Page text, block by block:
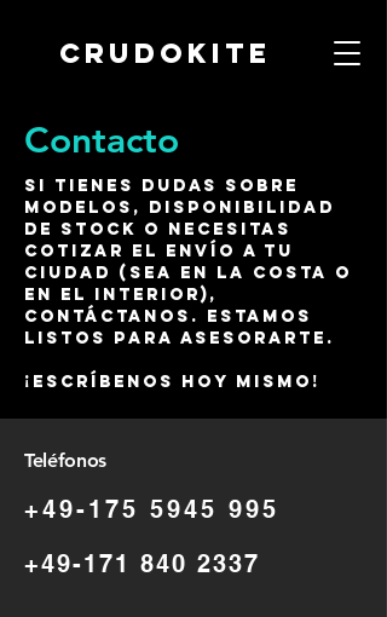
CRUDOKITE
Contacto
Si tienes dudas sobre
modelos, disponibilidad
de stock o necesitas
cotizar el envío a tu
ciudad (sea en la costa o
en el interior),
contáctanos. Estamos
listos para asesorarte.
¡Escríbenos hoy mismo!
Teléfonos
+49-175 5945 995
+49-171 840 2337